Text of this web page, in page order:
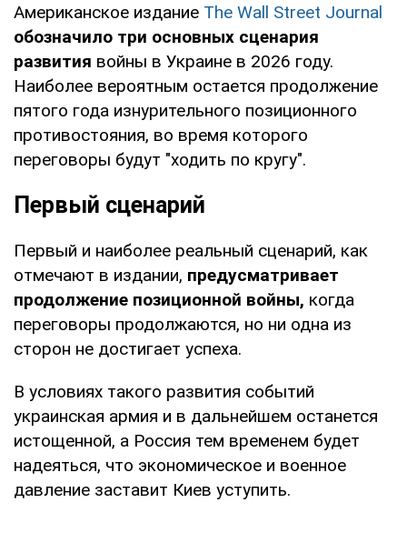
Американское издание The Wall Street Journal
обозначило три основных сценария
развития войны в Украине в 2026 году.
Наиболее вероятным остается продолжение
пятого года изнурительного позиционного
противостояния, во время которого
переговоры будут "ходить по кругу".
Первый сценарий
Первый и наиболее реальный сценарий, как
отмечают в издании, предусматривает
продолжение позиционной войны, когда
переговоры продолжаются, но ни одна из
сторон не достигает успеха.
В условиях такого развития событий
украинская армия и в дальнейшем останется
истощенной, а Россия тем временем будет
надеяться, что экономическое и военное
давление заставит Киев уступить.